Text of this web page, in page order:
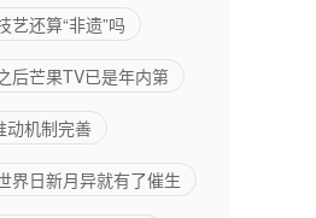
艺还算“非遗”吗
后芒果TV已是年内第
动机制完善
界日新月异就有了催生